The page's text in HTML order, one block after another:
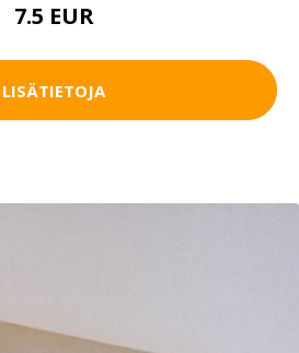
7.5 EUR
LISÄTIETOJA